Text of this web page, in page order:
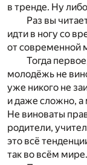
в тренде. Ну
Раз вы
идти в ногу со
от современной
Тогда
молодёжь не
уже никого не
и даже сложно, а
Не виноваты
родители,
это всё
так во всём мире.